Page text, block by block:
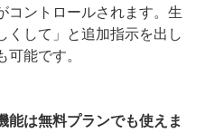
コントロールされます。生
くして」と追加指示を出し
可能です。
能は無料プランでも使えま